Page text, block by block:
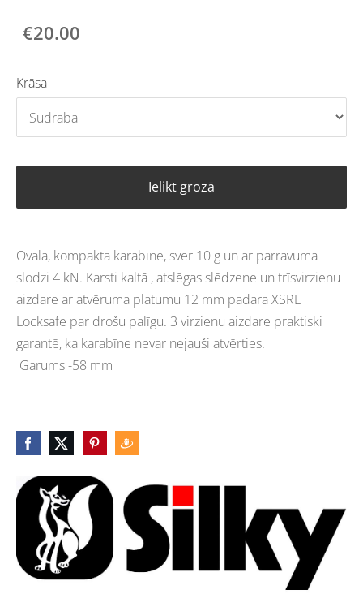
€20.00
Krāsa
Ielikt grozā
Ovāla, kompakta karabīne, sver 10 g un ar pārrāvuma
slodzi 4 kN. Karsti kaltā , atslēgas slēdzene un trīsvirzienu
aizdare ar atvēruma platumu 12 mm padara XSRE
Locksafe par drošu palīgu. 3 virzienu aizdare praktiski
garantē, ka karabīne nevar nejauši atvērties.
Garums -58 mm